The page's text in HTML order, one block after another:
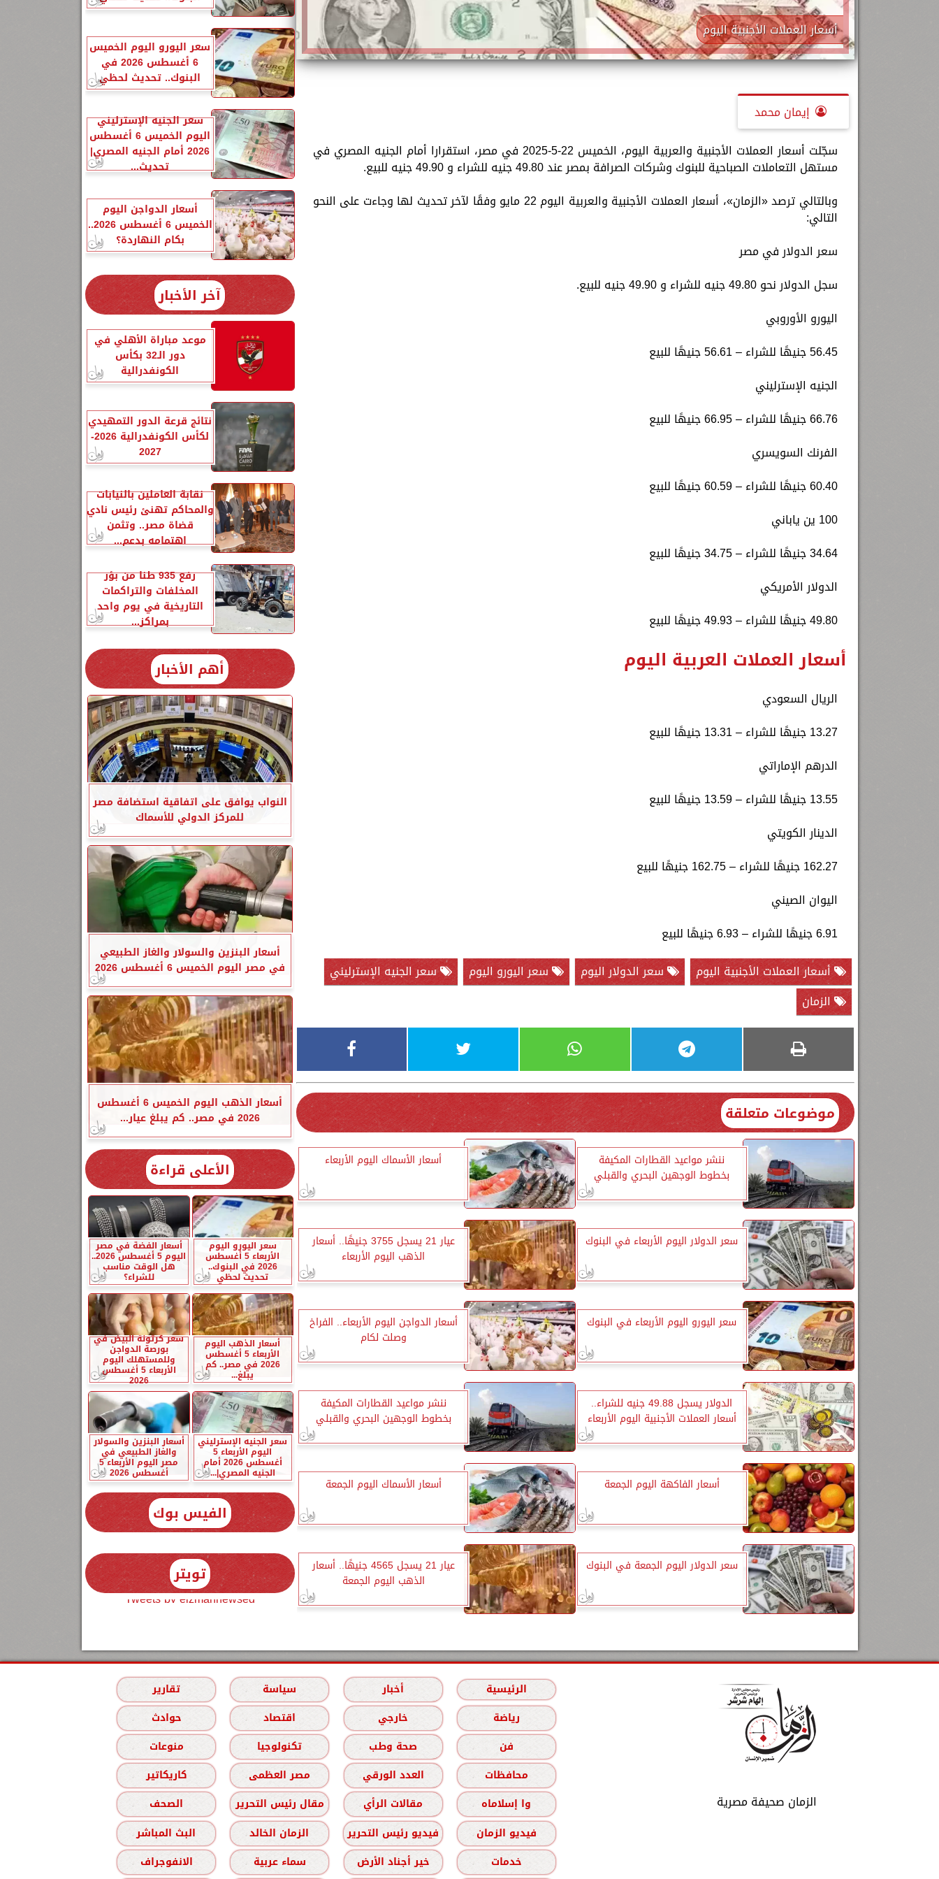
أسعار العملات الأجنبية اليوم
إيمان محمد
سجّلت أسعار العملات الأجنبية والعربية اليوم، الخميس 22-5-2025 في مصر، استقرارا أمام الجنيه المصري في
مستهل التعاملات الصباحية للبنوك وشركات الصرافة بمصر عند 49.80 جنيه للشراء و 49.90 جنيه للبيع.
وبالتالي ترصد «الزمان»، أسعار العملات الأجنبية والعربية اليوم 22 مايو وفقًا لآخر تحديث لها وجاءت على النحو
التالي:
سعر الدولار في مصر
سجل الدولار نحو 49.80 جنيه للشراء و 49.90 جنيه للبيع.
اليورو الأوروبي
56.45 جنيهًا للشراء – 56.61 جنيهًا للبيع
الجنيه الإسترليني
66.76 جنيهًا للشراء – 66.95 جنيهًا للبيع
الفرنك السويسري
60.40 جنيهًا للشراء – 60.59 جنيهًا للبيع
100 ين ياباني
34.64 جنيهًا للشراء – 34.75 جنيهًا للبيع
الدولار الأمريكي
49.80 جنيهًا للشراء – 49.93 جنيهًا للبيع
أسعار العملات العربية اليوم
الريال السعودي
13.27 جنيهًا للشراء – 13.31 جنيهًا للبيع
الدرهم الإماراتي
13.55 جنيهًا للشراء – 13.59 جنيهًا للبيع
الدينار الكويتي
162.27 جنيهًا للشراء – 162.75 جنيهًا للبيع
اليوان الصيني
6.91 جنيهًا للشراء – 6.93 جنيهًا للبيع
أسعار العملات الأجنبية اليوم
سعر الدولار اليوم سعر اليورو اليوم
سعر الجنيه الإسترليني
الزمان
موضوعات متعلقة
ننشر مواعيد القطارات المكيفة
بخطوط الوجهين البحري والقبلي
أسعار الأسماك اليوم الأربعاء
سعر الدولار اليوم الأربعاء في البنوك
عيار 21 يسجل 3755 جنيهًا.. أسعار
الذهب اليوم الأربعاء
سعر اليورو اليوم الأربعاء في البنوك
أسعار الدواجن اليوم الأربعاء.. الفراخ
وصلت لكام
الدولار يسجل 49.88 جنيه للشراء..
أسعار العملات الأجنبية اليوم الأربعاء
ننشر مواعيد القطارات المكيفة
بخطوط الوجهين البحري والقبلي
أسعار الفاكهة اليوم الجمعة أسعار الأسماك اليوم الجمعة
سعر الدولار اليوم الجمعة في البنوك
عيار 21 يسجل 4565 جنيهًا.. أسعار
الذهب اليوم الجمعة
سعر اليورو اليوم الخميس
6 أغسطس 2026 في
البنوك.. تحديث لحظي
سعر الجنيه الإسترليني
اليوم الخميس 6 أغسطس
2026 أمام الجنيه المصري|
تحديث...
أسعار الدواجن اليوم
الخميس 6 أغسطس 2026..
بكام النهاردة؟
آخر الأخبار
موعد مباراة الأهلي في
دور الـ32 بكأس
الكونفدرالية
نتائج قرعة الدور التمهيدي
لكأس الكونفدرالية 2026-
2027
نقابة العاملين بالنيابات
والمحاكم تهنئ رئيس نادي
قضاة مصر.. وتثمن
اهتمامه بدعم...
رفع 935 طنًا من بؤر
المخلفات والتراكمات
التاريخية في يوم واحد
بمراكز...
أهم الأخبار
النواب يوافق على اتفاقية استضافة مصر
للمركز الدولي للأسماك
أسعار البنزين والسولار والغاز الطبيعي
في مصر اليوم الخميس 6 أغسطس 2026
أسعار الذهب اليوم الخميس 6 أغسطس
2026 في مصر.. كم يبلغ عيار...
الأعلى قراءة
سعر اليورو اليوم
الأربعاء 5 أغسطس
2026 في البنوك..
تحديث لحظي
أسعار الفضة في مصر
اليوم 5 أغسطس 2026..
هل الوقت مناسب
للشراء؟
أسعار الذهب اليوم
الأربعاء 5 أغسطس
2026 في مصر.. كم
يبلغ...
سعر كرتونة البيض في
بورصة الدواجن
وللمستهلك اليوم
الأربعاء 5 أغسطس
2026
سعر الجنيه الإسترليني
اليوم الأربعاء 5
أغسطس 2026 أمام
الجنيه المصري|...
أسعار البنزين والسولار
والغاز الطبيعي في
مصر اليوم الأربعاء 5
أغسطس 2026
الفيس بوك
تويتر
Tweets by elzmannewseg
الزمان صحيفة مصرية
الرئيسية أخبار سياسة
تقارير
رياضة
خارجي اقتصاد
حوادث
فن
صحة وطب تكنولوجيا
منوعات
محافظات
العدد الورقي مصر العظمى
كاريكاتير
وا إسلاماه
مقالات الرأي مقال رئيس التحرير
الصحف
فيديو الزمان
فيديو رئيس التحرير الزمان الخالد
البث المباشر
خدمات
خير أجناد الأرض سماء عربية الانفوجراف